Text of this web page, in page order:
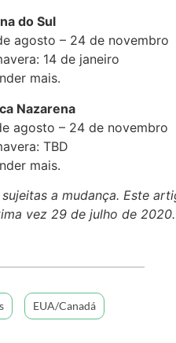
do Sul
agosto – 24 de novembro
14 de janeiro
mais.
Nazarena
agosto – 24 de novembro
TBD
mais.
a mudança. Este
vez 29 de julho de 2020.
EUA/Canadá